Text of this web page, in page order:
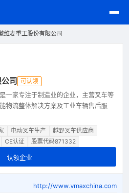
维麦重工股份有限公司
司 可认领
一家专注于制造业的企业，主营叉车等
物流整体解决方案及工业车辆售后服
电动叉车生产
越野叉车供应商
CE认证 股票代码871332
认领企业
http://www.vmaxchina.com